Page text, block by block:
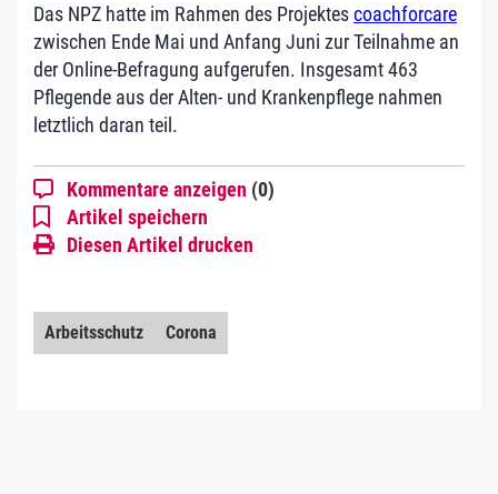
Das NPZ hatte im Rahmen des Projektescoachforcare
zwischen Ende Mai und Anfang Juni zur Teilnahme an
der Online-Befragung aufgerufen. Insgesamt 463
Pflegende aus der Alten- und Krankenpflege nahmen
letztlich daran teil.
Kommentare anzeigen (0)
Artikel speichern
Diesen Artikel drucken
Arbeitsschutz Corona